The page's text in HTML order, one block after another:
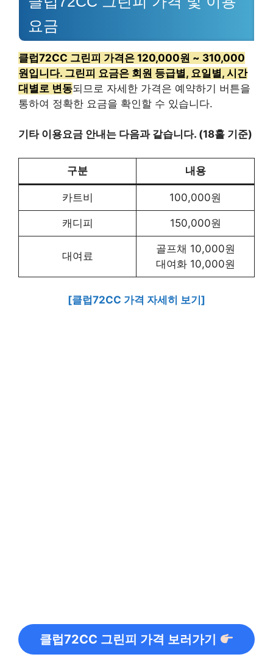
요금
클럽72CC 그린피 가격은 120,000원 ~ 310,000
원입니다. 그린피 요금은 회원 등급별, 요일별, 시간
대별로 변동되므로 자세한 가격은 예약하기 버튼을
통하여 정확한 요금을 확인할 수 있습니다.
기타 이용요금 안내는 다음과 같습니다. (18홀 기준)
구분 내용
카트비 100,000원
캐디피 150,000원
대여료
골프채 10,000원
대여화 10,000원
[클럽72CC 가격 자세히 보기]
클럽72CC 그린피 가격 보러가기